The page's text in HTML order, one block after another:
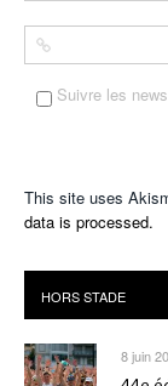
Suivre les
This site uses
data is processed.
8 juin